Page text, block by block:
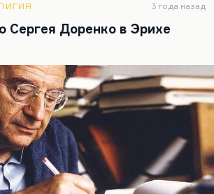
что он принадлежал этому
спорить о его национальной
Можно долго спорить о его
Но он писал по-
что немецкий дух погиб.
не воскресают, не
То, что начнется потом, уже
3 года назад
Сергея Доренко в Эрихе